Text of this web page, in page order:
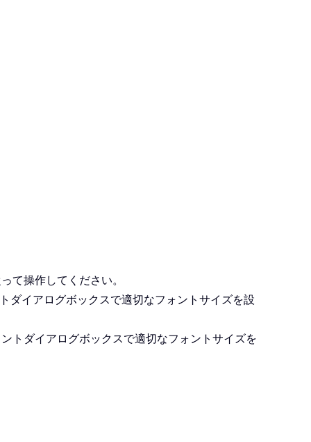
て操作してください。
ダイアログボックスで適切なフォントサイズを設
トダイアログボックスで適切なフォントサイズを